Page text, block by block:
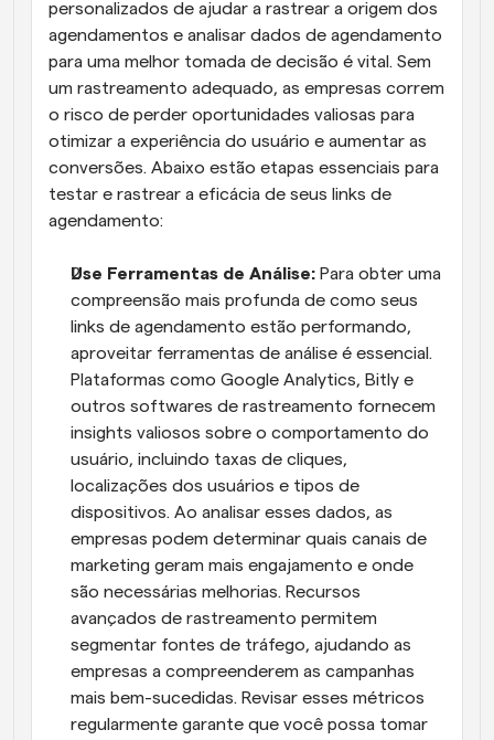
personalizados de ajudar a rastrear a origem dos
agendamentos e analisar dados de agendamento
para uma melhor tomada de decisão é vital. Sem
um rastreamento adequado, as empresas correm
o risco de perder oportunidades valiosas para
otimizar a experiência do usuário e aumentar as
conversões. Abaixo estão etapas essenciais para
testar e rastrear a eficácia de seus links de
agendamento:
Use Ferramentas de Análise: Para obter uma
compreensão mais profunda de como seus
links de agendamento estão performando,
aproveitar ferramentas de análise é essencial.
Plataformas como Google Analytics, Bitly e
outros softwares de rastreamento fornecem
insights valiosos sobre o comportamento do
usuário, incluindo taxas de cliques,
localizações dos usuários e tipos de
dispositivos. Ao analisar esses dados, as
empresas podem determinar quais canais de
marketing geram mais engajamento e onde
são necessárias melhorias. Recursos
avançados de rastreamento permitem
segmentar fontes de tráfego, ajudando as
empresas a compreenderem as campanhas
mais bem-sucedidas. Revisar esses métricos
regularmente garante que você possa tomar